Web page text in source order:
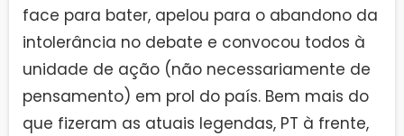
face para bater, apelou para o abandono da
intolerância no debate e convocou todos à
unidade de ação (não necessariamente de
pensamento) em prol do país. Bem mais do
que fizeram as atuais legendas, PT à frente,